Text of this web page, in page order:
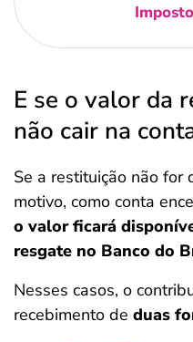
E se o valor da
não cair na
Se a restituição não
motivo, como conta
o valor ficará
resgate no Banco do
Nesses casos, o
recebimento de duas